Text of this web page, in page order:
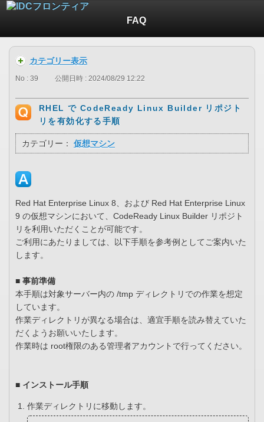
FAQ
カテゴリー表示
No : 39 公開日時 : 2024/08/29 12:22
RHEL で CodeReady Linux Builder リポジト
リを有効化する手順
カテゴリー： 仮想マシン
Red Hat Enterprise Linux 8、および Red Hat Enterprise Linux
9 の仮想マシンにおいて、CodeReady Linux Builder リポジト
リを利用いただくことが可能です。
ご利用にあたりましては、以下手順を参考例としてご案内いた
します。
■ 事前準備
本手順は対象サーバー内の /tmp ディレクトリでの作業を想定
しています。
作業ディレクトリが異なる場合は、適宜手順を読み替えていた
だくようお願いいたします。
作業時は root権限のある管理者アカウントで行ってください。
■ インストール手順
作業ディレクトリに移動します。